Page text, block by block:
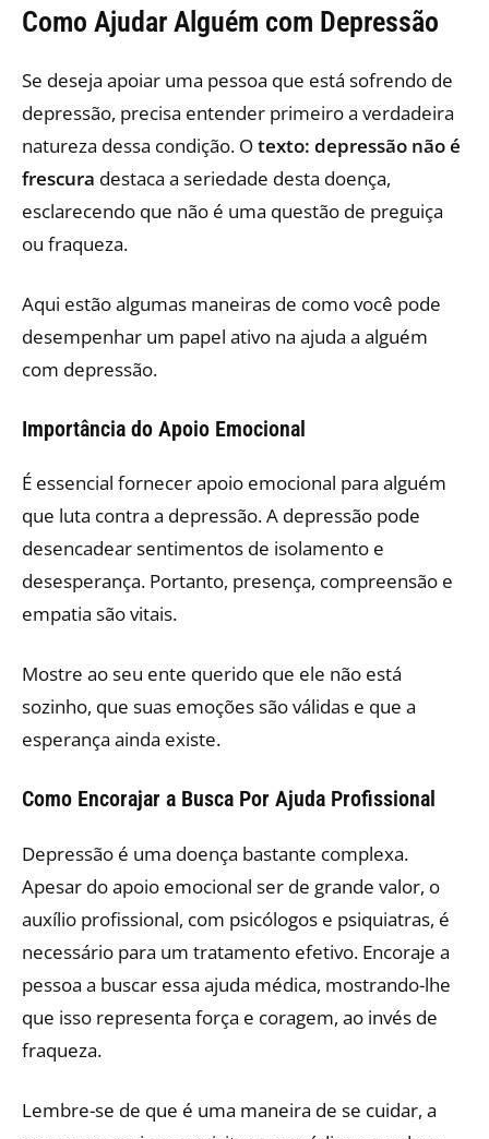
Como Ajudar Alguém com Depressão
Se deseja apoiar uma pessoa que está sofrendo de
depressão, precisa entender primeiro a verdadeira
natureza dessa condição. Otexto: depressão não é
frescura destaca a seriedade desta doença,
esclarecendo que não é uma questão de preguiça
ou fraqueza.
Aqui estão algumas maneiras de como você pode
desempenhar um papel ativo na ajuda a alguém
com depressão.
Importância do Apoio Emocional
É essencial fornecer apoio emocional para alguém
que luta contra a depressão. A depressão pode
desencadear sentimentos de isolamento e
desesperança. Portanto, presença, compreensão e
empatia são vitais.
Mostre ao seu ente querido que ele não está
sozinho, que suas emoções são válidas e que a
esperança ainda existe.
Como Encorajar a Busca Por Ajuda Profissional
Depressão é uma doença bastante complexa.
Apesar do apoio emocional ser de grande valor, o
auxílio profissional, com psicólogos e psiquiatras, é
necessário para um tratamento efetivo. Encoraje a
pessoa a buscar essa ajuda médica, mostrando-lhe
que isso representa força e coragem, ao invés de
fraqueza.
Lembre-se de que é uma maneira de se cuidar, a